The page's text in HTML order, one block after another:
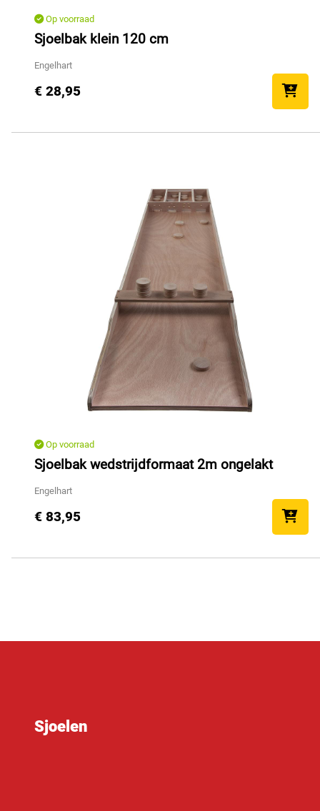
Op voorraad
Sjoelbak klein 120 cm
Engelhart
€ 28,95
Op voorraad
Sjoelbak wedstrijdformaat 2m ongelakt
Engelhart
€ 83,95
Sjoelen